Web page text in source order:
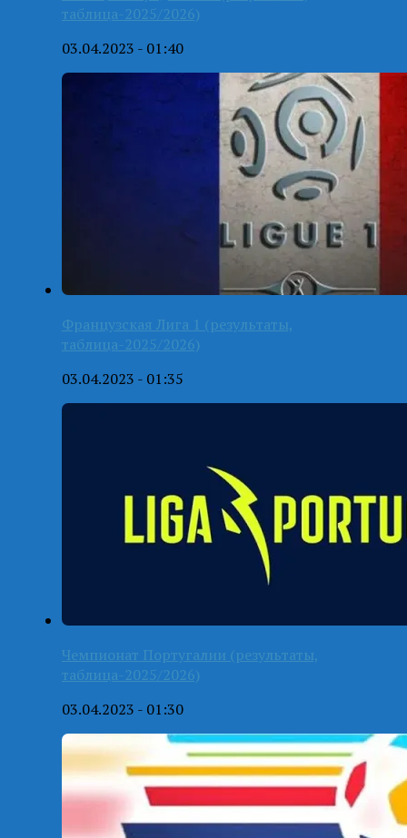
таблица-2025/2026)
03.04.2023 - 01:40
Французская Лига 1 (результаты,
таблица-2025/2026)
03.04.2023 - 01:35
Чемпионат Португалии (результаты,
таблица-2025/2026)
03.04.2023 - 01:30